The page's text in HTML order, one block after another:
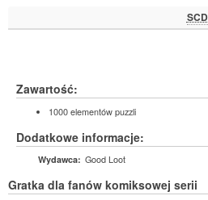
SCD
Zawartość:
1000 elementów puzzli
Dodatkowe informacje:
Wydawca: Good Loot
Gratka dla fanów komiksowej serii